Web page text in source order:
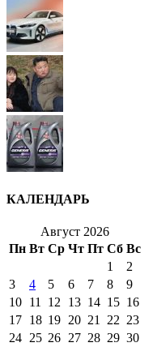
КАЛЕНДАРЬ
Август 2026
Пн Вт Ср Чт Пт Сб Вс
1
2
3
4 5 6 7 8
9
10 11 12 13 14 15 16
17 18 19 20 21 22 23
24 25 26 27 28 29 30